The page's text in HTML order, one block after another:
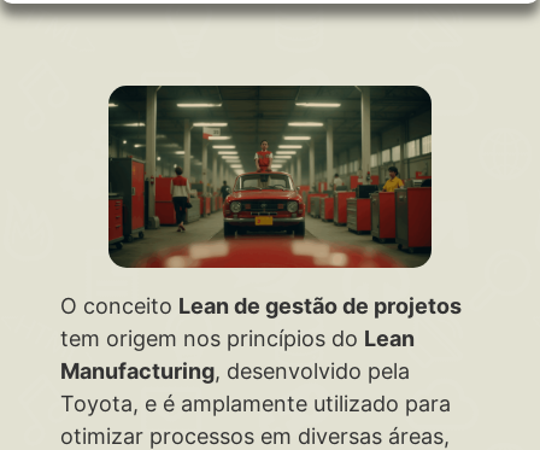
O conceito Lean de gestão de projetos
tem origem nos princípios do Lean
Manufacturing, desenvolvido pela
Toyota, e é amplamente utilizado para
otimizar processos em diversas áreas,